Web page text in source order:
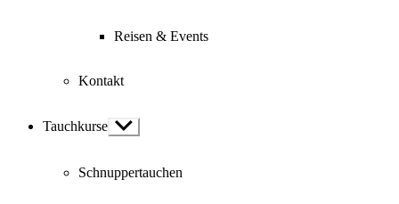
Reisen & Events
Kontakt
Tauchkurse Show
sub
Schnuppertauchen